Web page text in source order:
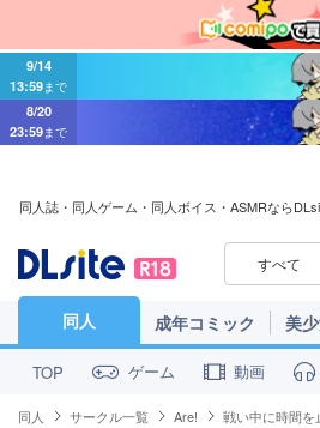
9/14
13:59まで
8/20
23:59まで
同人誌・同人ゲーム・同人ボイス・ASMRなら
すべて
同人 成年コミック 美
TOP ゲーム 動画
同人 サークル一覧 Are! 戦い中に時間